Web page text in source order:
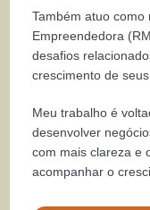
Também atuo
Empreendedora
desafios
crescimento de
Meu trabalho é
desenvolver
com mais clareza e
acompanhar o